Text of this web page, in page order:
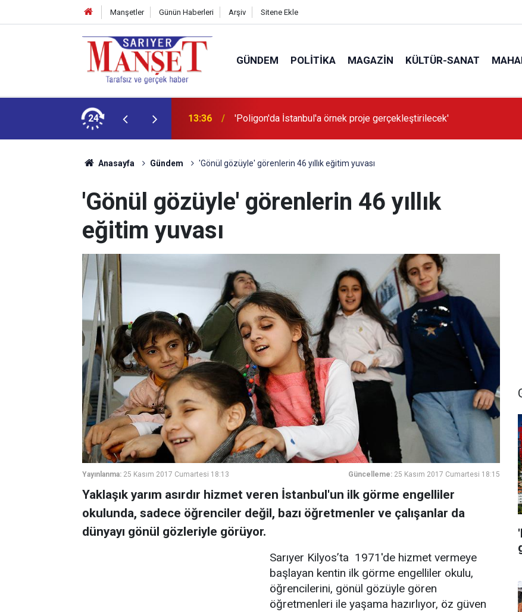
Manşetler Günün Haberleri Arşiv Sitene Ekle
GÜNDEM POLITIKA MAGAZIN KÜLTÜR-SANAT
24 13:36 'Poligon'da İstanbul'a örnek proje gerçekleştirilecek'
Anasayfa Gündem 'Gönül gözüyle' görenlerin 46 yıllık eğitim yuvası
'Gönül gözüyle' görenlerin 46 yıllık
eğitim yuvası
Yayınlanma: 25 Kasım 2017 Cumartesi 18:13 Güncelleme: 25 Kasım 2017 Cumartesi 18:15
Yaklaşık yarım asırdır hizmet veren İstanbul'un ilk görme engelliler
okulunda, sadece öğrenciler değil, bazı öğretmenler ve çalışanlar da
dünyayı gönül gözleriyle görüyor.
Sarıyer Kilyos’ta 1971'de hizmet vermeye
başlayan kentin ilk görme engelliler okulu,
öğrencilerini, gönül gözüyle gören
öğretmenleri ile yaşama hazırlıyor, öz güven